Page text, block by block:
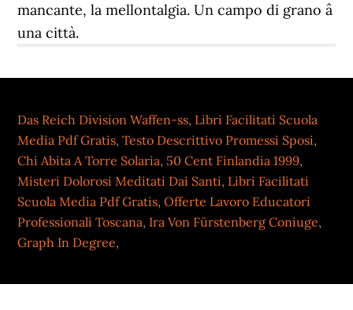
mancante, la mellontalgia. Un campo di grano â
una città.
Das Reich Division Waffen-ss, Libri Facilitati Scuola
Media Pdf Gratis,Testo Descrittivo Promessi Sposi,
Chi Abita A Torre Solaria, 50 Cent Finlandia 1999,
Misteri Dolorosi Meditati Dai Santi, Libri Facilitati
Scuola Media Pdf Gratis,Offerte Lavoro Educatori
Professionali Toscana, Ira Von Fürstenberg Coniuge,
Graph In Degree,